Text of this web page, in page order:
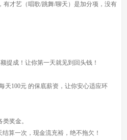
有才艺（唱歌/跳舞/聊天）是加分项，没有
提成！让你第一天就见到回头钱！
天100元 的保底薪资，让你安心适应环
奖金。
算一次，现金流充裕，绝不拖欠！